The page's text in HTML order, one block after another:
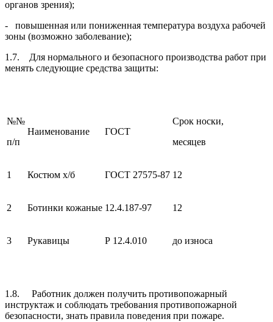
ор­ганов зрения);
- повышенная или пониженная температура воздуха рабочей
зоны (возможно заболевание);
1.7. Для нормального и безопасного производства работ при­
менять следующие средства защиты:
№№
п/п
Наименование ГОСТ
Срок носки,
месяцев
1 Костюм х/б ГОСТ 27575-87 12
2 Ботинки кожаные 12.4.187-97 12
3 Рукавицы Р 12.4.010 до износа
1.8. Работник должен получить противопожарный
инструктаж и соблюдать требования противопожарной
безопасности, знать правила поведения при пожаре.